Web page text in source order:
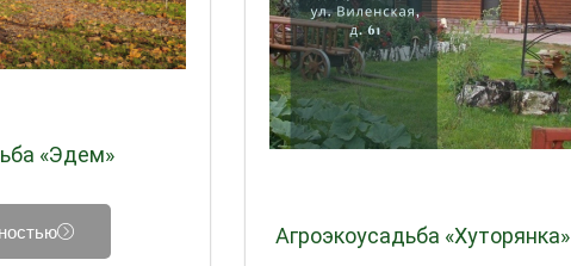
«Эдем»
Агроэкоусадьба «Хуторянка»